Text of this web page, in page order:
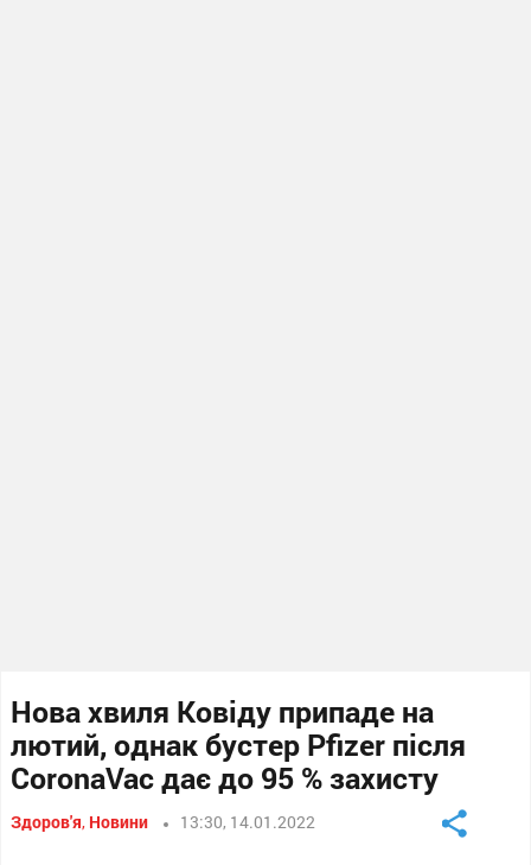
Нова хвиля Ковіду припаде на
лютий, однак бустер Pfizer після
CoronaVac дає до 95 % захисту
Здоров'я, Новини 13:30, 14.01.2022